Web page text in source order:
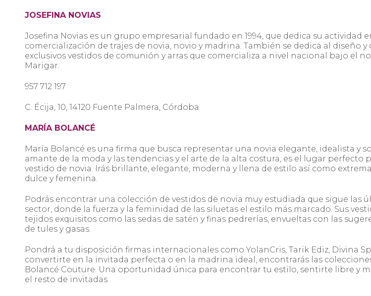
JOSEFINA NOVIAS
Josefina Novias es un grupo empresarial fundado en 1994, que dedica su actividad
comercialización de trajes de novia, novio y madrina. También se dedica al diseño y
exclusivos vestidos de comunión y arras que comercializa a nivel nacional bajo el
Marigar.
957 712 197
C. Écija, 10, 14120 Fuente Palmera, Córdoba
MARÍA BOLANCÉ
María Bolancé es una firma que busca representar una novia elegante, idealista y
amante de la moda y las tendencias y el arte de la alta costura, es el lugar perfecto
vestido de novia. Irás brillante, elegante, moderna y llena de estilo así como
dulce y femenina.
Podrás encontrar una colección de vestidos de novia muy estudiada que sigue las
sector, donde la fuerza y la feminidad de las siluetas el estilo más marcado. Sus
tejidos exquisitos como las sedas de satén y finas pedrerías, envueltas con las
de tules y gasas.
Pondrá a tu disposición firmas internacionales como YolanCris, Tarik Ediz, Divina
convertirte en la invitada perfecta o en la madrina ideal, encontrarás las
Bolancé Couture. Una oportunidad única para encontrar tu estilo, sentirte libre y
el resto de invitadas.